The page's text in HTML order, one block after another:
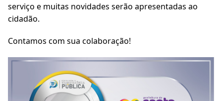
serviço e muitas novidades serão apresentadas ao
cidadão.
Contamos com sua colaboração!